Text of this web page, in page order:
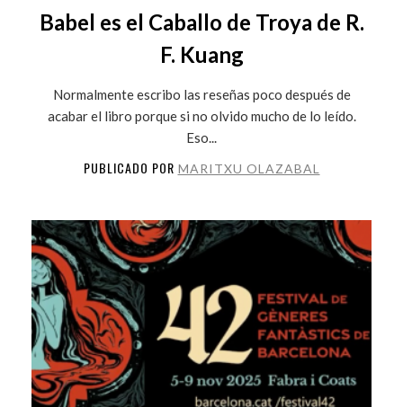
Babel es el Caballo de Troya de R.
F. Kuang
Normalmente escribo las reseñas poco después de
acabar el libro porque si no olvido mucho de lo leído.
Eso...
PUBLICADO POR MARITXU OLAZABAL